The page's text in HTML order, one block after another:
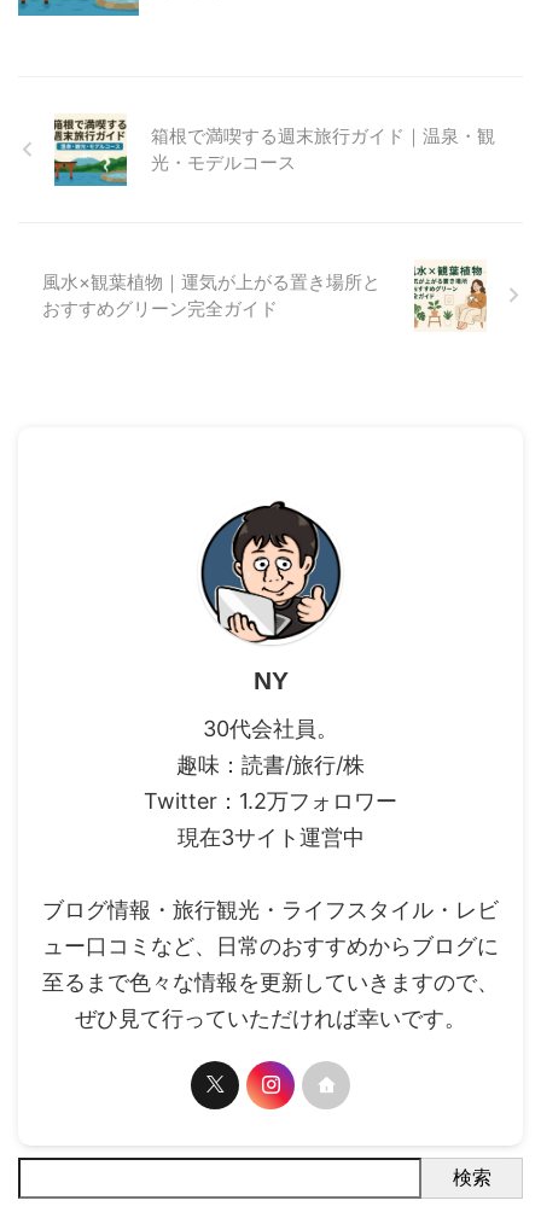
箱根で満喫する週末旅行ガイド｜温泉・観
光・モデルコース
風水×観葉植物｜運気が上がる置き場所と
おすすめグリーン完全ガイド
NY
30代会社員。
趣味：読書/旅行/株
Twitter：1.2万フォロワー
現在3サイト運営中
ブログ情報・旅行観光・ライフスタイル・レビ
ュー口コミなど、日常のおすすめからブログに
至るまで色々な情報を更新していきますので、
ぜひ見て行っていただければ幸いです。
検索